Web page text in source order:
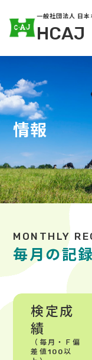
一般社団法人 日
HCAJ
情報
毎月の記
検定成
績
（毎月・Ｆ偏
差値100以